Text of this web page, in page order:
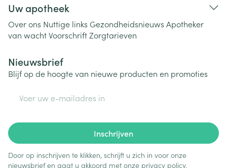
Uw apotheek
Over ons Nuttige links Gezondheidsnieuws Apotheker
van wachtVoorschriftZorgtarieven
Nieuwsbrief
Blijf op de hoogte van nieuwe producten en promoties
Inschrijven
Door op inschrijven te klikken, schrijft u zich in voor onze
nieuwsbrief en gaat u akkoord met onze privacy policy.